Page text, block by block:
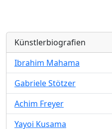
Künstlerbiografien
Ibrahim Mahama
Gabriele Stötzer
Achim Freyer
Yayoi Kusama